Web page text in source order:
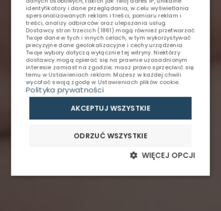
REHABILITACJA
SPA&WELLNESS
NORMOBARIA
RESTAURACJA
DLA FIRM
OKOLICA
KONTAKT
REHABILITACJA KRĘGOSŁUPA
5-dniowy turnus terapeutyczny z noclegiem
ENGLISH
CZECH
identyfikatory i dane przeglądania, w celu wyświetlania
spersonalizowanych reklam i treści, pomiaru reklam i
treści, analizy odbiorców oraz ulepszania usług.
Dostawcy stron trzecich (1881) mogą również przetwarzać
Twoje dane w tych i innych celach, w tym wykorzystywać
precyzyjne dane geolokalizacyjne i cechy urządzenia.
Twoje wybory dotyczą wyłącznie tej witryny. Niektórzy
dostawcy mogą opierać się na prawnie uzasadnionym
interesie zamiast na zgodzie; masz prawo sprzeciwić się
temu wUstawieniach reklam. Możesz w każdej chwili
wycofać swoją zgodę w Ustawieniach plików cookie.
Polityka prywatności
AKCEPTUJ WSZYSTKIE
ODRZUĆ WSZYSTKIE
WIĘCEJ OPCJI